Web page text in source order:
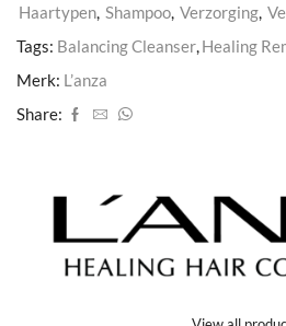
Haartypen, Shampoo, Verzorging,
Tags: Balancing Cleanser,Healing
Merk: L’anza
Share: